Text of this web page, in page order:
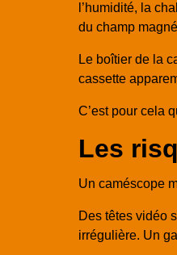
l’humidité, la
du champ
Le boîtier de la
cassette
C’est pour cela
Les
Un caméscope
Des têtes vidéo
irrégulière. Un